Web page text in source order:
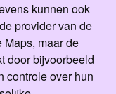
kunnen ook
provider van de
Maps, maar de
door bijvoorbeeld
controle over hun